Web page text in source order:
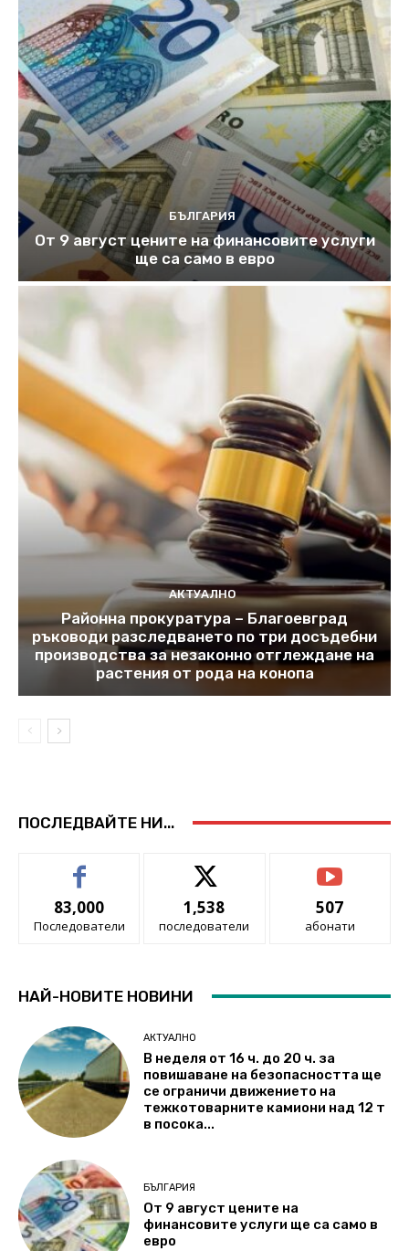
БЪЛГАРИЯ
От 9 август цените на финансовите услуги
ще са само в евро
АКТУАЛНО
Районна прокуратура – Благоевград
ръководи разследването по три досъдебни
производства за незаконно отглеждане на
растения от рода на конопа
ПОСЛЕДВАЙТЕ НИ...
83,000
Последователи
1,538
последователи
507
абонати
НАЙ-НОВИТЕ НОВИНИ
АКТУАЛНО
В неделя от 16 ч. до 20 ч. за
повишаване на безопасността ще
се ограничи движението на
тежкотоварните камиони над 12 т
в посока...
БЪЛГАРИЯ
От 9 август цените на
финансовите услуги ще са само в
евро